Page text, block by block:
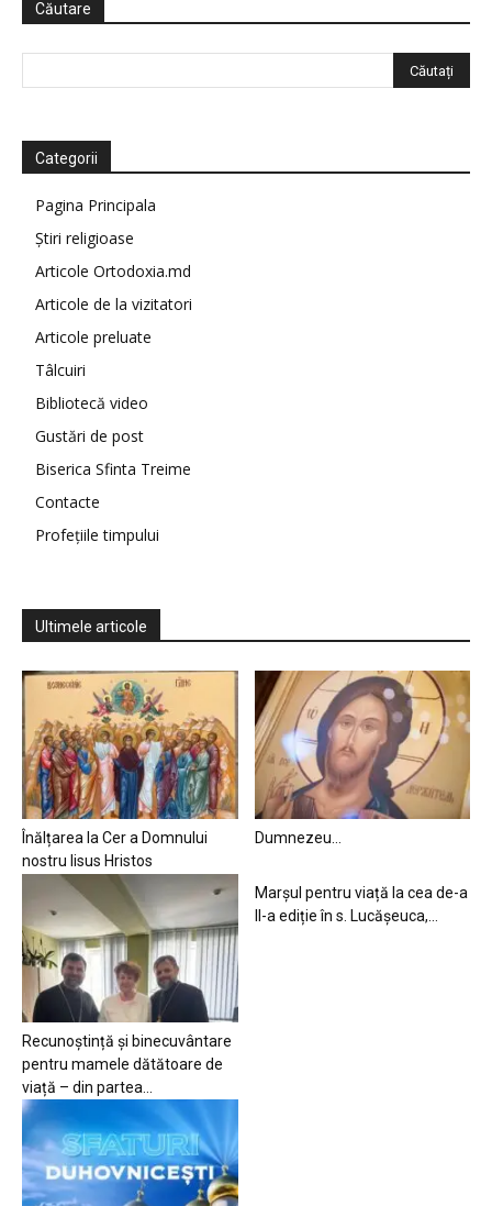
Căutare
Categorii
Pagina Principala
Știri religioase
Articole Ortodoxia.md
Articole de la vizitatori
Articole preluate
Tâlcuiri
Bibliotecă video
Gustări de post
Biserica Sfinta Treime
Contacte
Profețiile timpului
Ultimele articole
Înălțarea la Cer a Domnului
nostru Iisus Hristos
Dumnezeu…
Recunoștință și binecuvântare
pentru mamele dătătoare de
viață – din partea...
Marșul pentru viață la cea de-a
II-a ediție în s. Lucășeuca,...